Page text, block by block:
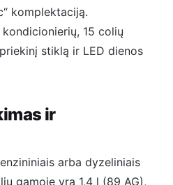
komplektaciją.
15 colių
stiklą ir LED dienos
ir
arba dyzeliniais
gamoje yra 1,4 l (89 AG),